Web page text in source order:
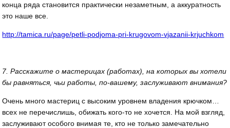
конца ряда становится практически незаметным, а аккуратность
это наше все.
http://tamica.ru/page/petli-podjoma-pri-krugovom-vjazanii-krjuchkom
7. Расскажите о мастерицах (работах), на которых вы хотели
бы равняться, чьи работы, по-вашему, заслуживают внимания?
Очень много мастериц с высоким уровнем владения крючком…
всех не перечислишь, обижать кого-то не хочется. На мой взгляд,
заслуживают особого внимая те, кто не только замечательно